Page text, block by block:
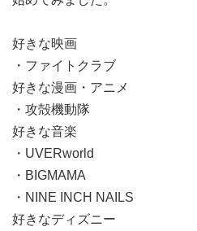
好きな映画
・ファイトクラブ
好きな漫画・アニメ
・攻殻機動隊
好きな音楽
・UVERworld
・BIGMAMA
・NINE INCH NAILS
好きなディズニー